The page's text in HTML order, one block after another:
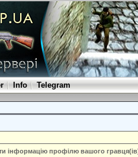
Info Telegram
інформацію профілю вашого